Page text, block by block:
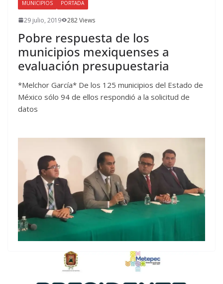
MUNICIPIOS PORTADA
29 julio, 2019 282 Views
Pobre respuesta de los
municipios mexiquenses a
evaluación presupuestaria
*Melchor García* De los 125 municipios del Estado de
México sólo 94 de ellos respondió a la solicitud de
datos